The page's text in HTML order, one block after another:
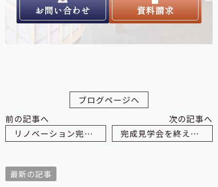
お問い合わせ 資料請求
ブログページへ
前の記事へ
リノベーション完成見学会・予約状況 6月29日(土)・30日(日)
次の記事へ
完成見学会を終えて！
最新の記事